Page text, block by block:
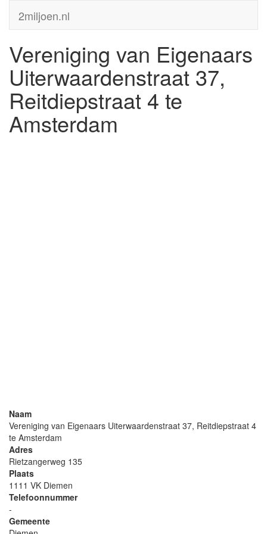
2miljoen.nl
Vereniging van Eigenaars
Uiterwaardenstraat 37,
Reitdiepstraat 4 te
Amsterdam
Naam
Vereniging van Eigenaars Uiterwaardenstraat 37, Reitdiepstraat 4
te Amsterdam
Adres
Rietzangerweg 135
Plaats
1111 VK Diemen
Telefoonnummer
-
Gemeente